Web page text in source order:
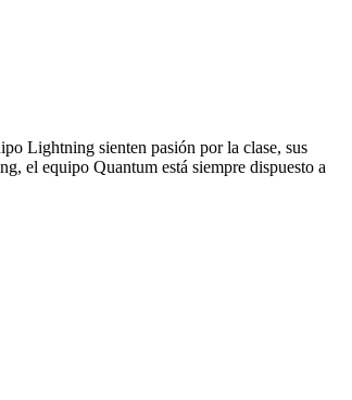
Lightning sienten pasión por la clase, sus
el equipo Quantum está siempre dispuesto a